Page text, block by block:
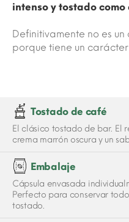
intenso y tostado como
Definitivamente no es
porque tiene un
Tostado de café
El clásico tostado de bar. El
crema marrón oscura y un
Embalaje
Cápsula envasada
Perfecto para conservar
tostado.